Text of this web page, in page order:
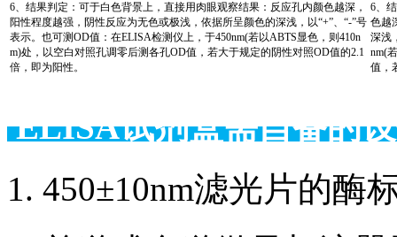
6、结果判定：可于白色背景上，直接用肉眼观察结果：反应孔内颜色越深，
阳性程度越强，阴性反应为无色或极浅，依据所呈颜色的深浅，以“+”、“-”号
表示。也可测OD值：在ELISA检测仪上，于450nm(若以ABTS显色，则410n
m)处，以空白对照孔调零后测各孔OD值，若大于规定的阴性对照OD值的2.1
倍，即为阳性。
6、
色越
深浅
nm(
值，
ELISA试剂盒需自备的
1. 450±10nm滤光片的酶